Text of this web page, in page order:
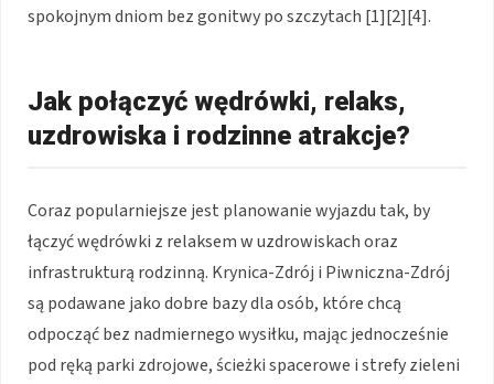
spokojnym dniom bez gonitwy po szczytach [1][2][4].
Jak połączyć wędrówki, relaks,
uzdrowiska i rodzinne atrakcje?
Coraz popularniejsze jest planowanie wyjazdu tak, by
łączyć wędrówki z relaksem w uzdrowiskach oraz
infrastrukturą rodzinną. Krynica-Zdrój i Piwniczna-Zdrój
są podawane jako dobre bazy dla osób, które chcą
odpocząć bez nadmiernego wysiłku, mając jednocześnie
pod ręką parki zdrojowe, ścieżki spacerowe i strefy zieleni